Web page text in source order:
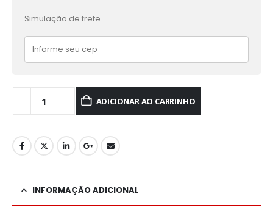
Simulação de frete
ADICIONAR AO CARRINHO
INFORMAÇÃO ADICIONAL